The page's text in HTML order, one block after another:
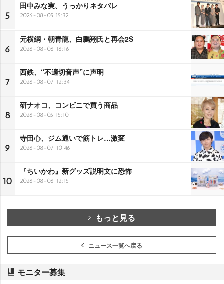
5
田中みな実、うっかりネタバレ
2026-08-05 15:32
6
元横綱・朝青龍、白鵬翔氏と再会2S
2026-08-06 16:16
7
西鉄、“不適切音声”に声明
2026-08-07 12:34
8
研ナオコ、コンビニで買う商品
2026-08-05 15:10
9
寺田心、ジム通いで筋トレ…激変
2026-08-07 10:46
10
『ちいかわ』新グッズ説明文に恐怖
2026-08-06 12:15
もっと見る
ニュース一覧へ戻る
モニター募集